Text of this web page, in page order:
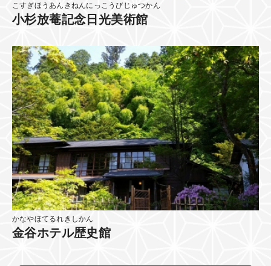
こすぎほうあんきねんにっこうびじゅつかん
小杉放菴記念日光美術館
かなやほてるれきしかん
金谷ホテル歴史館